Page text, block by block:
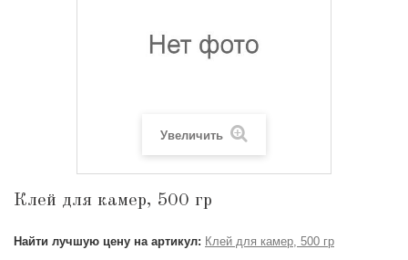
Увеличить
Клей для камер, 500 гр
Найти лучшую цену на артикул: Клей для камер, 500 гр